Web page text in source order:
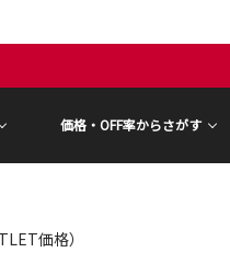
価格・OFF率からさがす
価格）